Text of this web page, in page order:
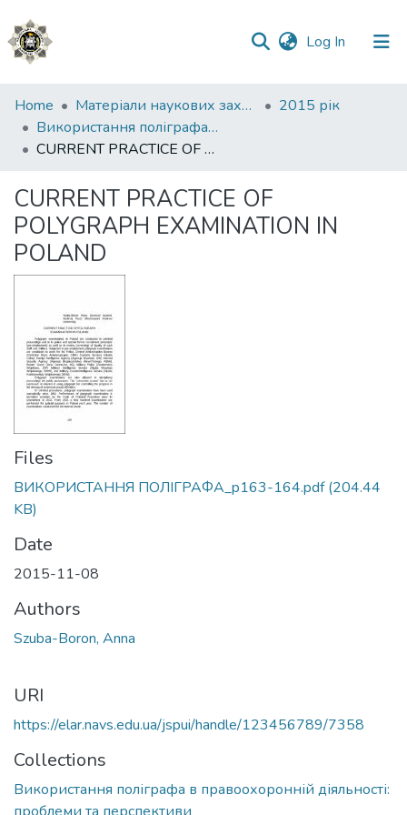
Log In (current)
Communities
&
Collections
Statistics
Home Матеріали наукових заходів
2015 рік
Використання поліграфа в правоохоронній діяльності: проблеми та перспективи
CURRENT PRACTICE OF POLYGRAPH EXAMINATION IN POLAND
CURRENT PRACTICE OF
POLYGRAPH EXAMINATION IN
POLAND
Files
ВИКОРИСТАННЯ ПОЛІГРАФА_p163-164.pdf(204.44
KB)
Date
2015-11-08
Authors
Szuba-Boron, Anna
URI
https://elar.navs.edu.ua/jspui/handle/123456789/7358
Collections
Використання поліграфа в правоохоронній діяльності: